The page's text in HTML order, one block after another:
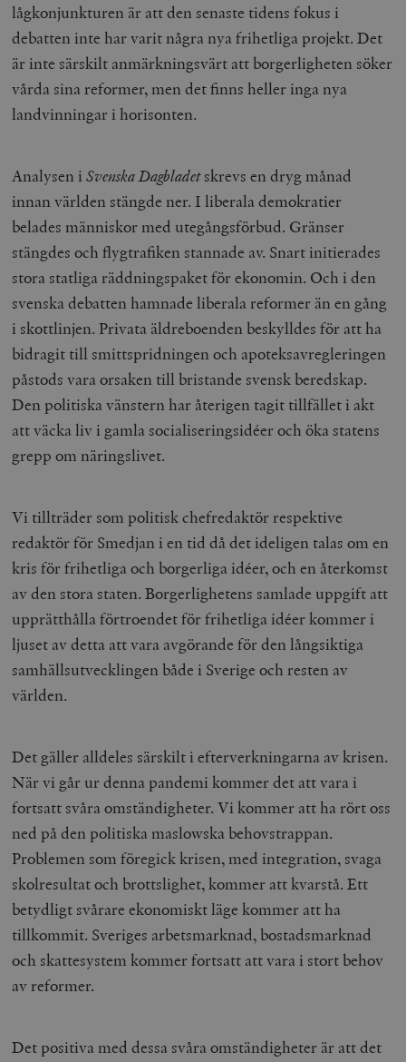
lågkonjunkturen är att den senaste tidens fokus i
debatten inte har varit några nya frihetliga projekt. Det
är inte särskilt anmärkningsvärt att borgerligheten söker
vårda sina reformer, men det finns heller inga nya
landvinningar i horisonten.
Analysen iSvenska Dagbladetskrevs en dryg månad
innan världen stängde ner. I liberala demokratier
belades människor med utegångsförbud. Gränser
stängdes och flygtrafiken stannade av. Snart initierades
stora statliga räddningspaket för ekonomin. Och i den
svenska debatten hamnade liberala reformer än en gång
i skottlinjen. Privata äldreboenden beskylldes för att ha
bidragit till smittspridningen och apoteksavregleringen
påstods vara orsaken till bristande svensk beredskap.
Den politiska vänstern har återigen tagit tillfället i akt
att väcka liv i gamla socialiseringsidéer och öka statens
grepp om näringslivet.
Vi tillträder som politisk chefredaktör respektive
redaktör för Smedjan i en tid då det ideligen talas om en
kris för frihetliga och borgerliga idéer, och en återkomst
av den stora staten. Borgerlighetens samlade uppgift att
upprätthålla förtroendet för frihetliga idéer kommer i
ljuset av detta att vara avgörande för den långsiktiga
samhällsutvecklingen både i Sverige och resten av
världen.
Det gäller alldeles särskilt i efterverkningarna av krisen.
När vi går ur denna pandemi kommer det att vara i
fortsatt svåra omständigheter. Vi kommer att ha rört oss
ned på den politiska maslowska behovstrappan.
Problemen som föregick krisen, med integration, svaga
skolresultat och brottslighet, kommer att kvarstå. Ett
betydligt svårare ekonomiskt läge kommer att ha
tillkommit. Sveriges arbetsmarknad, bostadsmarknad
och skattesystem kommer fortsatt att vara i stort behov
av reformer.
Det positiva med dessa svåra omständigheter är att det